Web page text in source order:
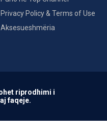
Privacy Policy & Terms of Use
Aksesueshmëria
riprodhimi i
faqeje.